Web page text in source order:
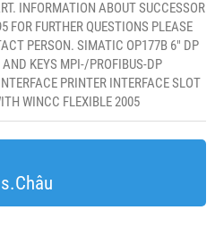
INFORMATION ABOUT SUCCESSOR
FURTHER QUESTIONS PLEASE
PERSON. SIMATIC OP177B 6" DP
KEYS MPI-/PROFIBUS-DP
PRINTER INTERFACE SLOT
WINCC FLEXIBLE 2005